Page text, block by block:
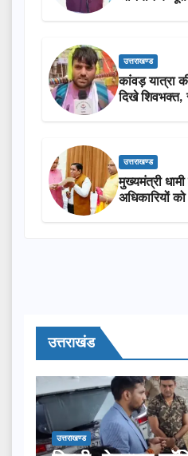
उत्तराखण्ड
कांवड़ यात्रा
दिखे शिवभक्त,
उत्तराखण्ड
मुख्यमंत्री
अधिकारियों
उत्तराखंड
उत्तराखण्ड